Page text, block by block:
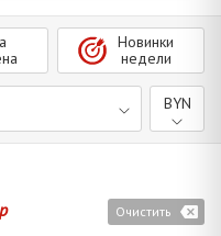
Новинки
недели
BYN
Очистить